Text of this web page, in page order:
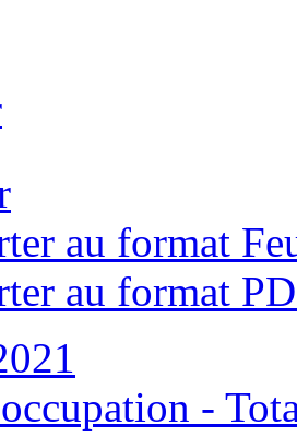
au format
au format
-